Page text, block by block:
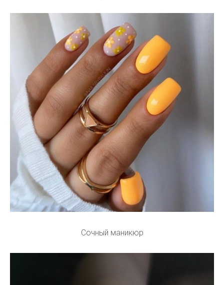
Сочный маникюр